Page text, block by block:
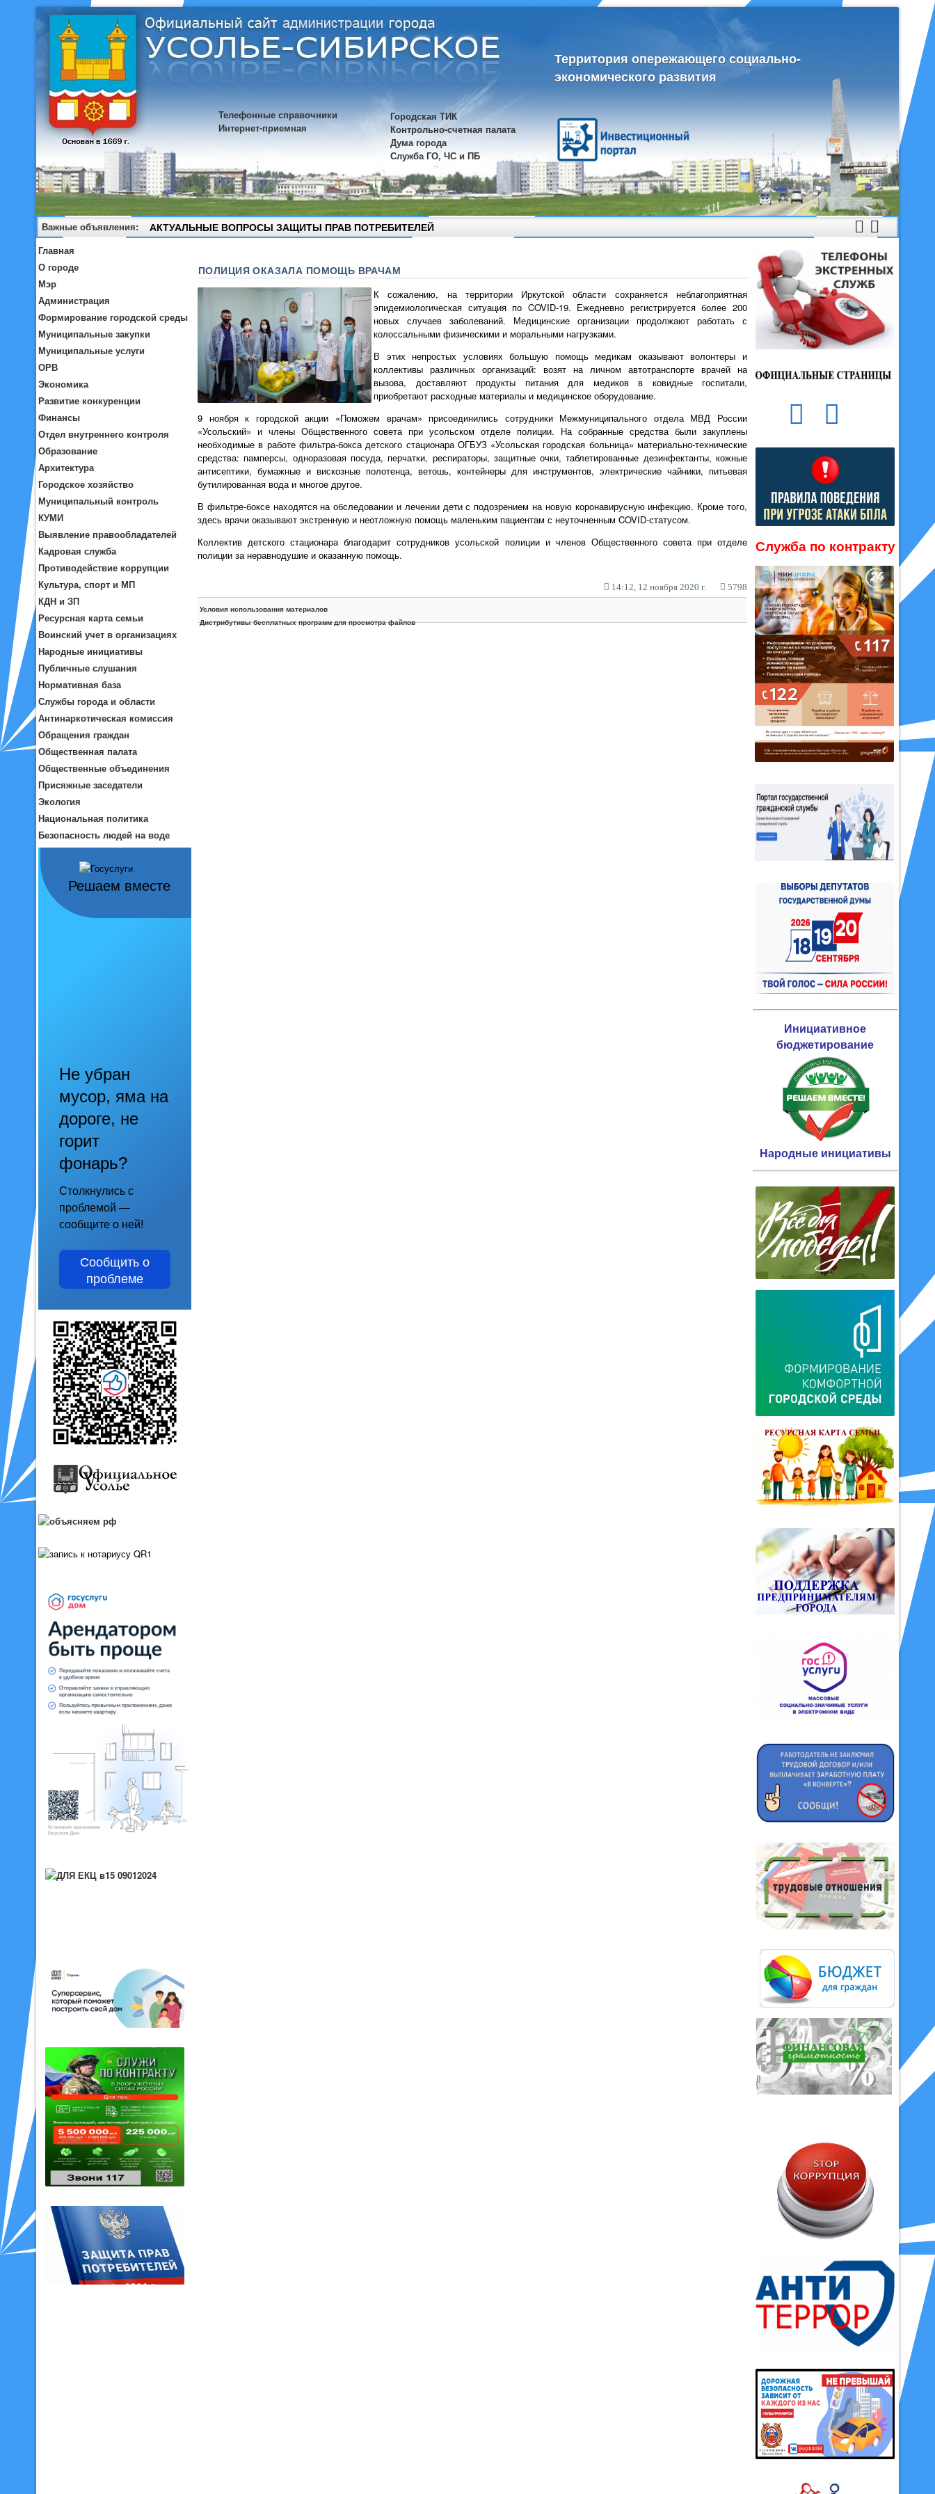
Территория опережающего социально-
экономического развития
Телефонные справочники
Интернет-приемная
Городская ТИК
Контрольно-счетная палата
Дума города
Служба ГО, ЧС и ПБ
Важные объявления: АКТУАЛЬНЫЕ ВОПРОСЫ ЗАЩИТЫ ПРАВ ПОТРЕБИТЕЛЕЙ
Главная
О городе
Мэр
Администрация
Формирование городской среды
Муниципальные закупки
Муниципальные услуги
ОРВ
Экономика
Развитие конкуренции
Финансы
Отдел внутреннего контроля
Образование
Архитектура
Городское хозяйство
Муниципальный контроль
КУМИ
Выявление правообладателей
Кадровая служба
Противодействие коррупции
Культура, спорт и МП
КДН и ЗП
Ресурсная карта семьи
Воинский учет в организациях
Народные инициативы
Публичные слушания
Нормативная база
Службы города и области
Антинаркотическая комиссия
Обращения граждан
Общественная палата
Общественные объединения
Присяжные заседатели
Экология
Национальная политика
Безопасность людей на воде
Решаем вместе
Не убран
мусор, яма на
дороге, не
горит
фонарь?
Столкнулись с
проблемой —
сообщите о ней!
Сообщить о
проблеме
ПОЛИЦИЯ ОКАЗАЛА ПОМОЩЬ ВРАЧАМ
К сожалению, на территории Иркутской области сохраняется неблагоприятная
эпидемиологическая ситуация по COVID-19. Ежедневно регистрируется более 200
новых случаев заболеваний. Медицинские организации продолжают работать с
колоссальными физическими и моральными нагрузками.
В этих непростых условиях большую помощь медикам оказывают волонтеры и
коллективы различных организаций: возят на личном автотранспорте врачей на
вызова, доставляют продукты питания для медиков в ковидные госпитали,
приобретают расходные материалы и медицинское оборудование.
9 ноября к городской акции «Поможем врачам» присоединились сотрудники Межмуниципального отдела МВД России
«Усольский» и члены Общественного совета при усольском отделе полиции. На собранные средства были закуплены
необходимые в работе фильтра-бокса детского стационара ОГБУЗ «Усольская городская больница» материально-технические
средства: памперсы, одноразовая посуда, перчатки, респираторы, защитные очки, таблетированные дезинфектанты, кожные
антисептики, бумажные и вискозные полотенца, ветошь, контейнеры для инструментов, электрические чайники, питьевая
бутилированная вода и многое другое.
В фильтре-боксе находятся на обследовании и лечении дети с подозрением на новую коронавирусную инфекцию. Кроме того,
здесь врачи оказывают экстренную и неотложную помощь маленьким пациентам с неуточненным COVID-статусом.
Коллектив детского стационара благодарит сотрудников усольской полиции и членов Общественного совета при отделе
полиции за неравнодушие и оказанную помощь.
14:12, 12 ноября 2020 г. 5798
Условия использования материалов
Дистрибутивы бесплатных программ для просмотра файлов
Служба по контракту
Инициативное
бюджетирование
Народные инициативы